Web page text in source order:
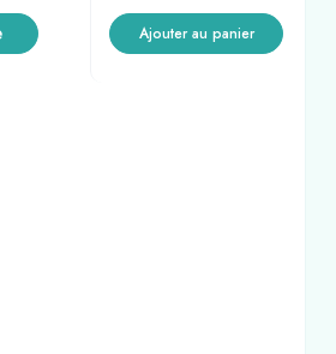
Ajouter au panier